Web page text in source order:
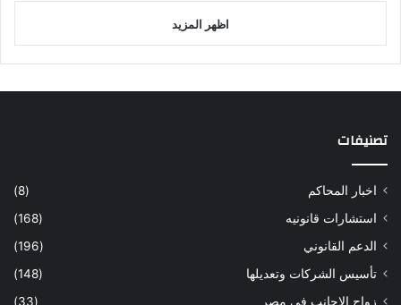
اظهر المزيد
تصنيفات
اخبار المحاكم
(8)
استشارات قانونيه
(168)
الدعم القانوني
(196)
تأسيس الشركات وتعديلها
(148)
زواج الاجانب في مصر
(33)